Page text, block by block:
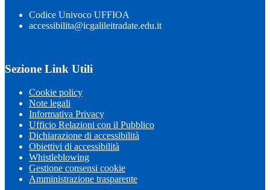
Codice Univoco UFFIOA
accessibilita@icgalileitradate.edu.it
Sezione Link Utili
Cookie policy
Note legali
Informativa Privacy
Ufficio Relazioni con il Pubblico
Dichiarazione di accessibilità
Obiettivi di accessibilità
Whistleblowing
Gestione consensi cookie
Amministrazione trasparente